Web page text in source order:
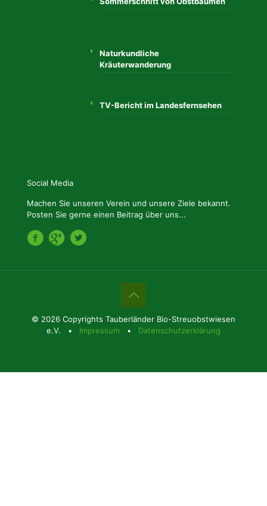
Naturkundliche
Kräuterwanderung
TV-Bericht im Landesfernsehen
Social Media
Machen Sie unseren Verein und unsere Ziele bekannt.
Posten Sie gerne einen Beitrag über uns...
© 2026 Copyrights Tauberländer Bio-Streuobstwiesen
e.V. • Impressum • Datenschutzerklärung